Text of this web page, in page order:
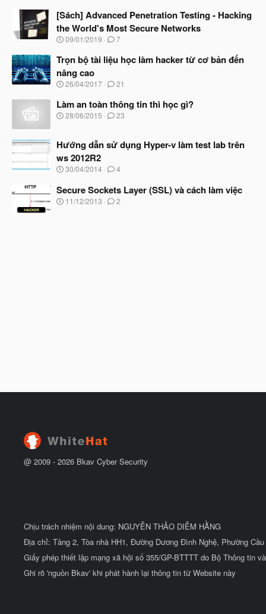
à
y
b
ắ
đ
ầ
u
[Sách] Advanced Penetration Testing - Hacking
the World's Most Secure Networks
N
à
y
b
ắ
đ
ầ
09/01/2019 7
Trọn bộ tài liệu học làm hacker từ cơ bản đến
nâng cao
N
à
y
b
đ
ầ
u
26/04/2017 21
Làm an toàn thông tin thì học gì?
N
y
ắ
t
ầ
u
28/06/2015 23
Hướng dẫn sử dụng Hyper-v làm test lab trên
ws 2012R2
N
à
y
b
30/04/2014 4
Secure Sockets Layer (SSL) và cách làm việc
N11/12/2013 2
@ 2009 - 2026 Bkav Cyber Security
Chịu trách nhiệm nội dung: NGUYỄN THẢO DIỄM HẰNG
Địa chỉ: Tầng 2, Tòa nhà HH1, Đường Dương Đình Nghệ, Phường
Giấy phép thiết lập mạng xã hội số 355/GP-BTTTT do Bộ Thông tin
Ghi rõ 'nguồn Bkav' khi phát hành lại thông tin từ Website này